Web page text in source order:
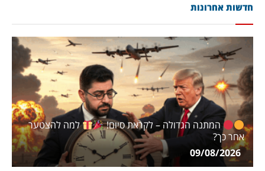
חדשות אחרונות
המתנה הגדולה – לקראת סיום!
למה להצטער
אחר כך?